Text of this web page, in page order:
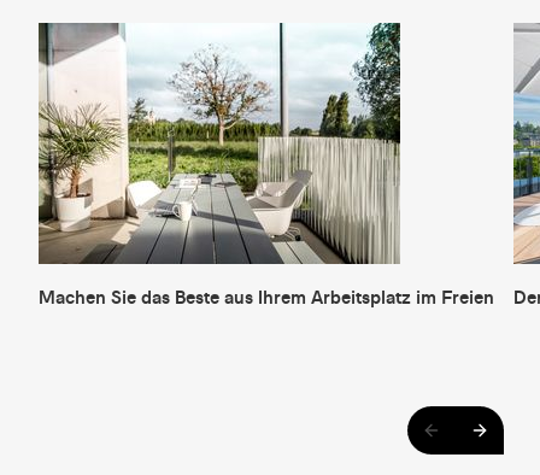
Machen Sie das Beste aus Ihrem Arbeitsplatz im Freien